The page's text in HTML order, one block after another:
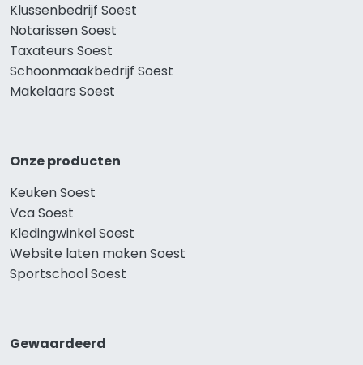
Klussenbedrijf Soest
Notarissen Soest
Taxateurs Soest
Schoonmaakbedrijf Soest
Makelaars Soest
Onze producten
Keuken Soest
Vca Soest
Kledingwinkel Soest
Website laten maken Soest
Sportschool Soest
Gewaardeerd